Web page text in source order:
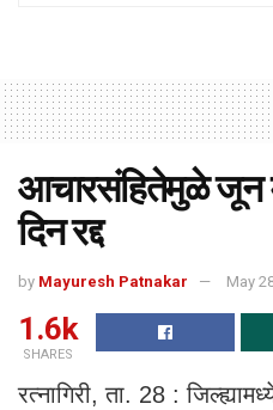
आचारसंहितेमुळे जून
दिन रद्द
by Mayuresh Patnakar May
1.6k
SHARES
रत्नागिरी, ता. 28 :